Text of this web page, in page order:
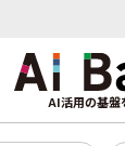
AI活用の基盤